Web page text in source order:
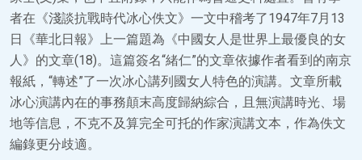
者在《淺談抗戰時代冰心佚文》一文中稽考了1947年7月13
日《華北日報》上一篇題為《中國女人是世界上最優良的女
人》的文章(18)。這篇簽名“緒仁”的文章依據作者看到的南京
報紙，“轉述”了一次冰心講列國女人特色的演講。文章所載
冰心演講內在的事務顛末高度歸納綜合，且無演講時光、場
地等信息，不克不及算完全可托的作家演講文本，作為佚文
編錄更分歧適。